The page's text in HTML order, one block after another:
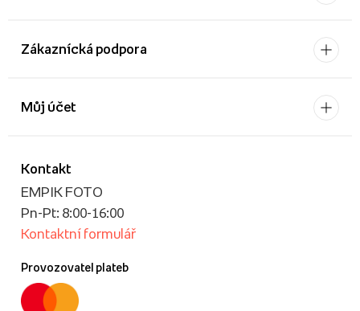
Zákaznícká podpora
Kontakt
EMPIK FOTO
Pn-Pt: 8:00-16:00
Kontaktní formulář
Provozovatel plateb
Můj účet